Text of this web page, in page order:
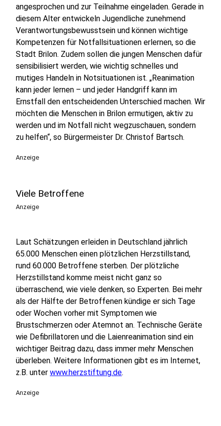
angesprochen und zur Teilnahme eingeladen. Gerade in
diesem Alter entwickeln Jugendliche zunehmend
Verantwortungsbewusstsein und können wichtige
Kompetenzen für Notfallsituationen erlernen, so die
Stadt Brilon. Zudem sollen die jungen Menschen dafür
sensibilisiert werden, wie wichtig schnelles und
mutiges Handeln in Notsituationen ist. „Reanimation
kann jeder lernen – und jeder Handgriff kann im
Ernstfall den entscheidenden Unterschied machen. Wir
möchten die Menschen in Brilon ermutigen, aktiv zu
werden und im Notfall nicht wegzuschauen, sondern
zu helfen“, so Bürgermeister Dr. Christof Bartsch.
Anzeige
Viele Betroffene
Anzeige
Laut Schätzungen erleiden in Deutschland jährlich
65.000 Menschen einen plötzlichen Herzstillstand,
rund 60.000 Betroffene sterben. Der plötzliche
Herzstillstand komme meist nicht ganz so
überraschend, wie viele denken, so Experten. Bei mehr
als der Hälfte der Betroffenen kündige er sich Tage
oder Wochen vorher mit Symptomen wie
Brustschmerzen oder Atemnot an. Technische Geräte
wie Defibrillatoren und die Laienreanimation sind ein
wichtiger Beitrag dazu, dass immer mehr Menschen
überleben. Weitere Informationen gibt es im Internet,
z.B. unter www.herzstiftung.de.
Anzeige